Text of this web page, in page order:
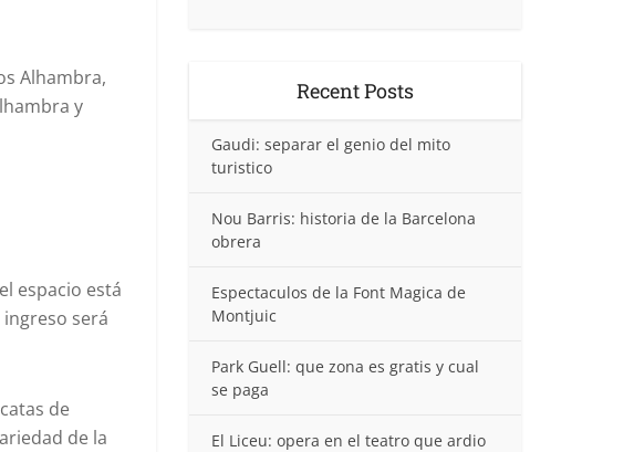
Alhambra,
y
espacio está
será
de
de la
Recent Posts
Gaudi: separar el genio del mito
turistico
Nou Barris: historia de la Barcelona
obrera
Espectaculos de la Font Magica de
Montjuic
Park Guell: que zona es gratis y cual
se paga
El Liceu: opera en el teatro que ardio